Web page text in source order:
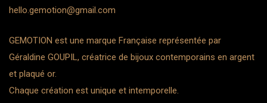
hello.gemotion@gmail.com
GEMOTION est une marque Française représentée par
Géraldine GOUPIL, créatrice de bijoux contemporains en argent
et plaqué or.
Chaque création est unique et intemporelle.